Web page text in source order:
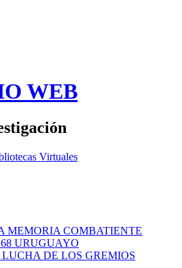
WEB
Virtuales
MEMORIA COMBATIENTE
URUGUAYO
DE LOS GREMIOS